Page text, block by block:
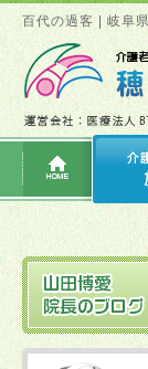
百代の過客 | 岐阜